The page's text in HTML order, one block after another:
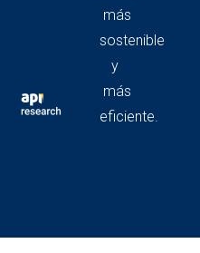
más
sostenible
y
más
eficiente.